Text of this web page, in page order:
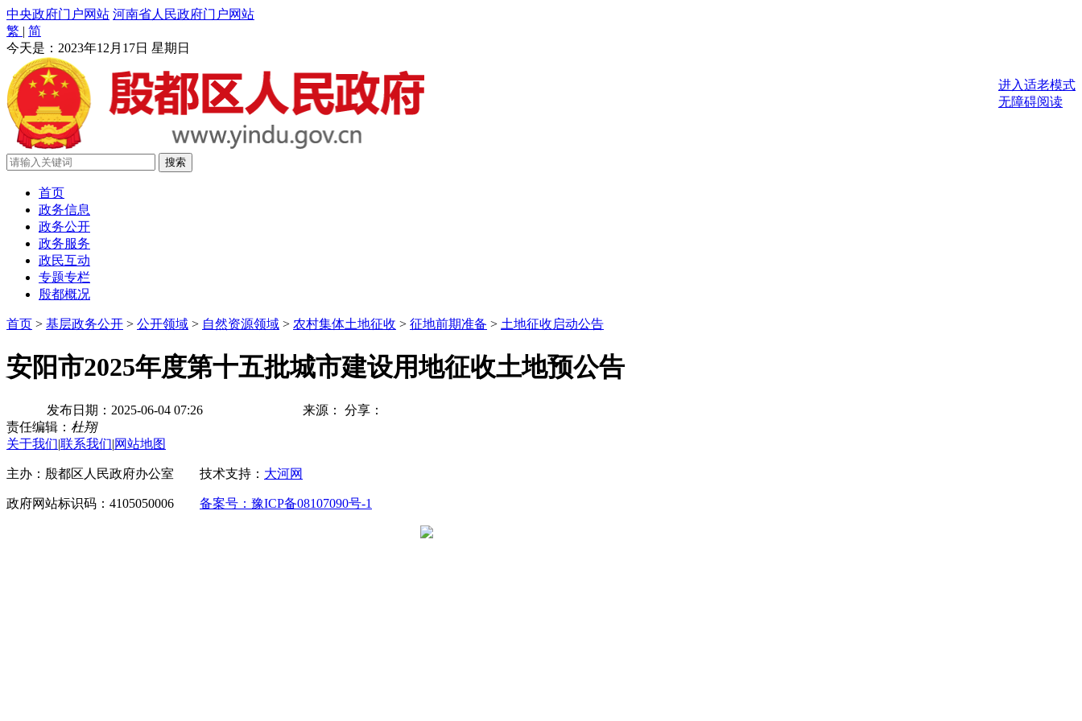
中央政府门户网站 河南省人民政府门户网站
繁 | 简
今天是： 2023年12月17日 星期日
进入适老模式
无障碍阅读
首页
政务信息
政务公开
政务服务
政民互动
专题专栏
殷都概况
首页 > 基层政务公开 > 公开领域 > 自然资源领域 > 农村集体土地征收 > 征地前期准备 > 土地征收启动公告
安阳市2025年度第十五批城市建设用地征收土地预公告
发布日期：2025-06-04 07:26 来源：
分享：
责任编辑： 杜翔
关于我们|联系我们|网站地图
主办：殷都区人民政府办公室 技术支持： 大河网
政府网站标识码：4105050006 备案号：豫ICP备08107090号-1